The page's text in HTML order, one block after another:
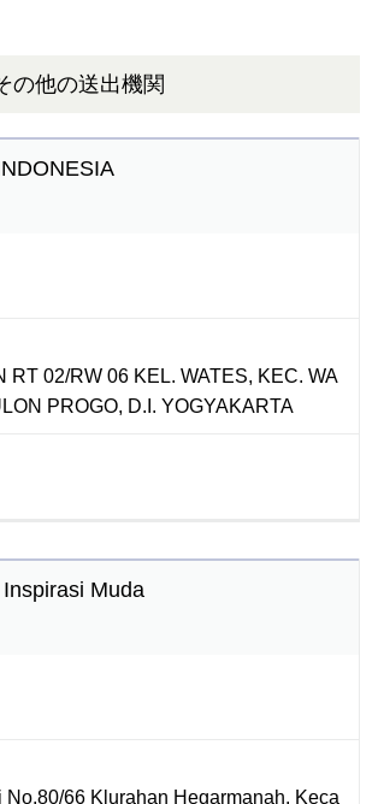
の他の送出機関
RT 02/RW 06 KEL. WATES, KEC. WA
PROGO, D.I. YOGYAKARTA
Muda
No.80/66 Klurahan Hegarmanah, Keca